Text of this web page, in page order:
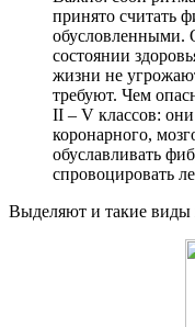
принято считать
обусловленными.
состоянии
жизни не
требуют. Чем
II – V классов:
коронарного,
обуславливать
спровоцировать
Выделяют и такие виды